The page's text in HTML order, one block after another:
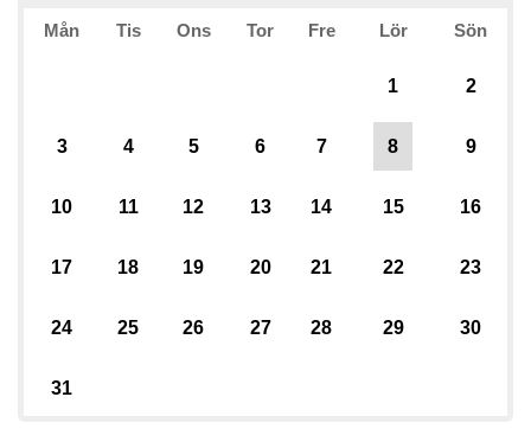
Mån Tis Ons Tor Fre Lör Sön
1 2
3 4 5 6 7 8 9
10 11 12 13 14 15 16
17 18 19 20 21 22 23
24 25 26 27 28 29 30
31